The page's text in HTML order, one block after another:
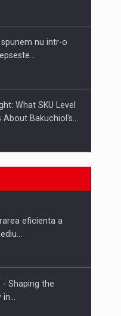
25…
nu intr-o
What SKU Level
About Bakuchiol's…
care nu
the Future of
eficienta a
- Shaping the